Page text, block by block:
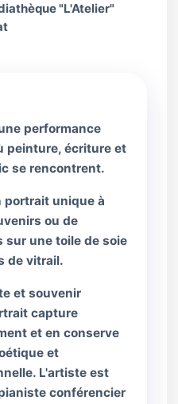
"L'Atelier"
performance
peinture, écriture et
se rencontrent.
portrait unique à
ou de
une toile de soie
de vitrail.
et souvenir
capture
et en conserve
et
L'artiste est
conférencier